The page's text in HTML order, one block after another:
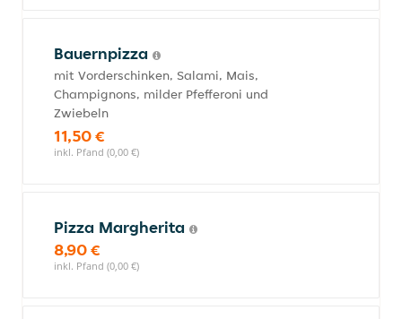
Bauernpizza
mit Vorderschinken, Salami, Mais,
Champignons, milder Pfefferoni und
Zwiebeln
11,50 €
inkl. Pfand (0,00 €)
Pizza Margherita
8,90 €
inkl. Pfand (0,00 €)